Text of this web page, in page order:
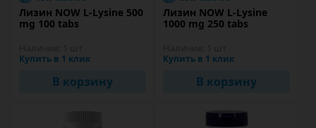
Лизин NOW L-Lysine 500
mg 100 tabs
Купить в 1 клик
В корзину
Лизин NOW L-Lysine
1000 mg 250 tabs
Купить в 1 клик
В корзину